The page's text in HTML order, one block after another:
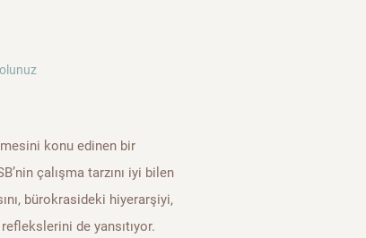
konu edinen bir
çalışma tarzını iyi bilen
bürokrasideki hiyerarşiyi,
de yansıtıyor.